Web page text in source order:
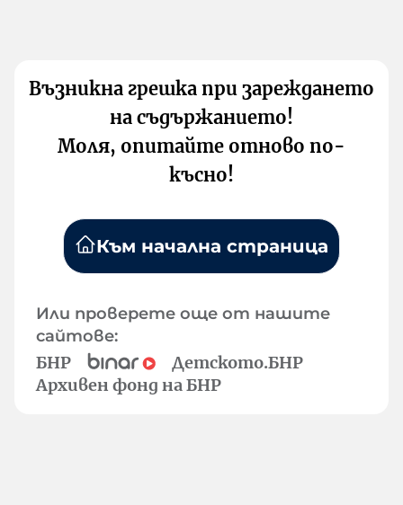
Възникна грешка при зареждането
на съдържанието!
Моля, опитайте отново по-
късно!
Към начална страница
Или проверете още от нашите
сайтове:
БНР
Детското.БНР
Архивен фонд на БНР